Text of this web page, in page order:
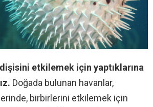
dişisini etkilemek için yaptıklarına
Doğada bulunan havanlar,
birbirlerini etkilemek için